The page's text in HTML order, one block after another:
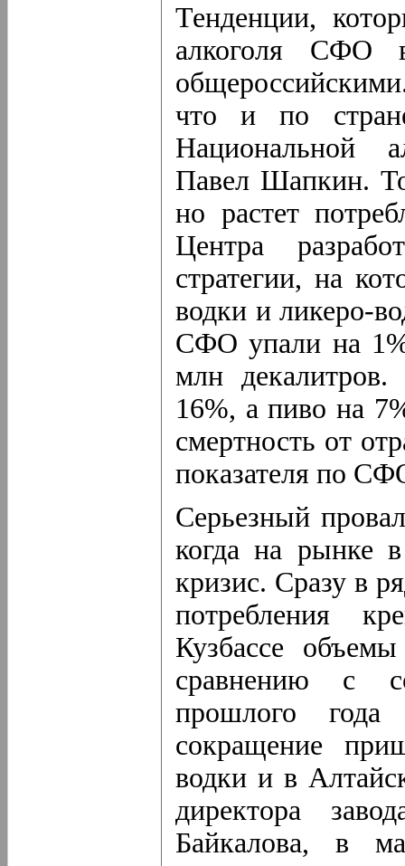
Тенденции,
алкоголя СФО
что и по
Национальной
Павел Шапкин.
но растет
Центра
стратегии, на
водки и ликеро-
СФО упали на
млн
16%, а пиво на
смертность от
показателя по
Серьезный
когда на рынке
кризис. Сразу в
потребления
Кузбассе
сравнению с
прошлого
сокращение
водки и в
директора
Байкалова, в